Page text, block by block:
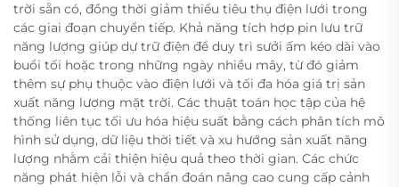
trời sẵn có, đồng thời giảm thiểu tiêu thụ điện lưới trong
các giai đoạn chuyển tiếp. Khả năng tích hợp pin lưu trữ
năng lượng giúp dự trữ điện để duy trì sưởi ấm kéo dài vào
buổi tối hoặc trong những ngày nhiều mây, từ đó giảm
thêm sự phụ thuộc vào điện lưới và tối đa hóa giá trị sản
xuất năng lượng mặt trời. Các thuật toán học tập của hệ
thống liên tục tối ưu hóa hiệu suất bằng cách phân tích mô
hình sử dụng, dữ liệu thời tiết và xu hướng sản xuất năng
lượng nhằm cải thiện hiệu quả theo thời gian. Các chức
năng phát hiện lỗi và chẩn đoán nâng cao cung cấp cảnh